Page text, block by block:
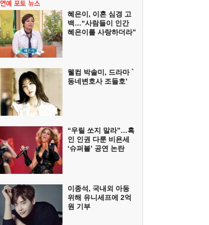
혜은이, 이혼 심경 고
백…“사람들이 인간
혜은이를 사랑하더라”
웰컴 박솔미, 드라마 `
동네변호사 조들호’
“우릴 쏘지 말라”…흑
인 인권 다룬 비욘세
‘슈퍼볼’ 공연 논란
이종석, 국내외 아동
위해 유니세프에 2억
원 기부